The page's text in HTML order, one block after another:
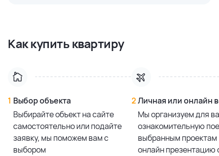
355.0 м²
355.0 м²
Смотреть все предложения
Как купить квартиру
1 Выбор объекта
Выбирайте объект на сайте
самостоятельно или подайте
заявку, мы поможем вам с
выбором
2Личная или онлайн
Мы организуем для
ознакомительную
выбранным проектам
онлайн презентацию